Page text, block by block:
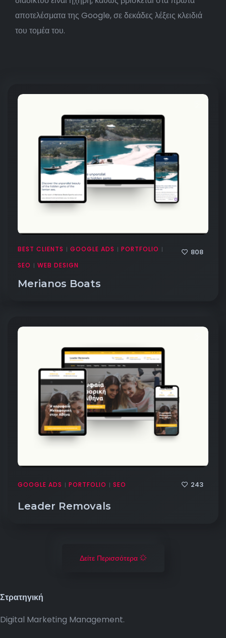
αποτελέσματα της Google, σε δεκάδες λέξεις κλειδιά
του τομέα του.
BEST CLIENTS | GOOGLE ADS | PORTFOLIO |
SEO | WEB DESIGN
808
Merianos Boats
GOOGLE ADS | PORTFOLIO | SEO 243
Leader Removals
Δείτε Περισσότερα
Στρατηγική
Digital Marketing Management.